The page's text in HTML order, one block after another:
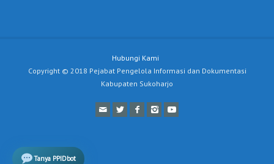
Tanya PPIDbot
Hubungi Kami
Copyright © 2018 Pejabat Pengelola Informasi dan Dokumentasi
Kabupaten Sukoharjo